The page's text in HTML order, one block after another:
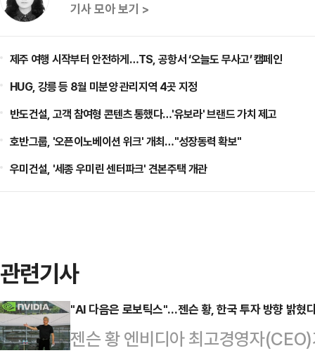
기사 모아 보기 >
제주 여행 시작부터 안전하게…TS, 공항서 ‘오늘도 무사고’ 캠페인
HUG, 강릉 등 8월 미분양 관리지역 4곳 지정
반도건설, 고객 참여형 콘텐츠 통했다…'유보라' 브랜드 가치 제고
호반그룹, '오픈이노베이션 위크' 개최…"성장동력 확보"
우미건설, '세종 우미린 센터파크' 견본주택 개관
관련기사
"AI 다음은 로보틱스"…젠슨 황, 한국 투자 방향 밝혔
젠슨 황 엔비디아 최고경영자